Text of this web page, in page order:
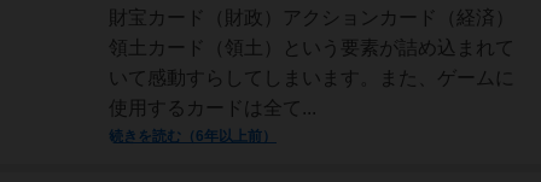
財宝カード（財政）アクションカード（経済）
領土カード（領土）という要素が詰め込まれて
いて感動すらしてしまいます。また、ゲームに
使用するカードは全て...
続きを読む（6年以上前）